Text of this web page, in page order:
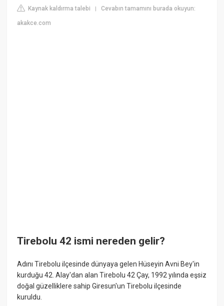
Kaynak kaldırma talebi |Cevabın tamamını burada okuyun:
akakce.com
Tirebolu 42 ismi nereden gelir?
Adını Tirebolu ilçesinde dünyaya gelen Hüseyin Avni Bey'in
kurduğu 42. Alay'dan alan Tirebolu 42 Çay, 1992 yılında eşsiz
doğal güzelliklere sahip Giresun'un Tirebolu ilçesinde
kuruldu.